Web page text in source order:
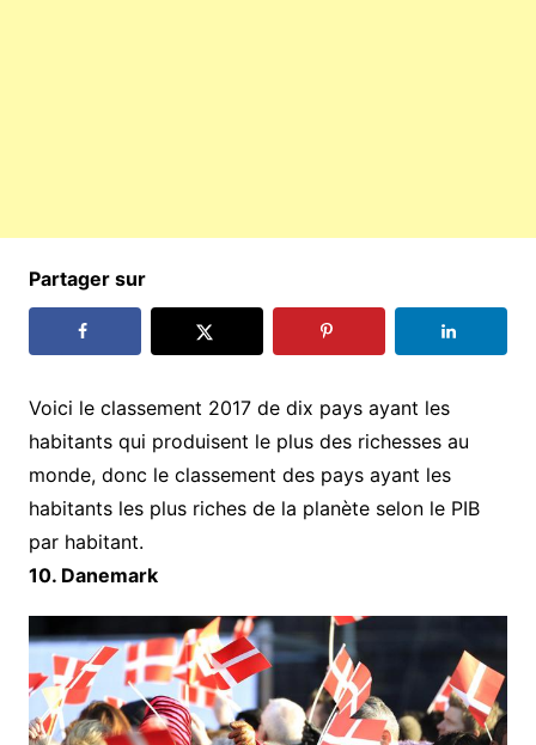
Partager sur
Voici le classement 2017 de dix pays ayant les
habitants qui produisent le plus des richesses au
monde, donc le classement des pays ayant les
habitants les plus riches de la planète selon le PIB
par habitant.
10. Danemark